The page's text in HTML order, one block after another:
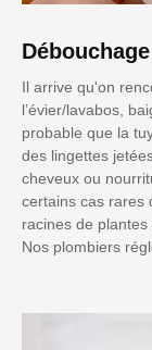
Il arrive qu'on
l’évier/lavabos,
probable que la
des lingettes
cheveux ou
certains cas rares
racines de plantes
Nos plombiers